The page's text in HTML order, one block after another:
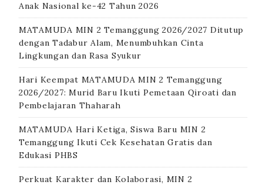
Anak Nasional ke-42 Tahun 2026
MATAMUDA MIN 2 Temanggung 2026/2027 Ditutup
dengan Tadabur Alam, Menumbuhkan Cinta
Lingkungan dan Rasa Syukur
Hari Keempat MATAMUDA MIN 2 Temanggung
2026/2027: Murid Baru Ikuti Pemetaan Qiroati dan
Pembelajaran Thaharah
MATAMUDA Hari Ketiga, Siswa Baru MIN 2
Temanggung Ikuti Cek Kesehatan Gratis dan
Edukasi PHBS
Perkuat Karakter dan Kolaborasi, MIN 2